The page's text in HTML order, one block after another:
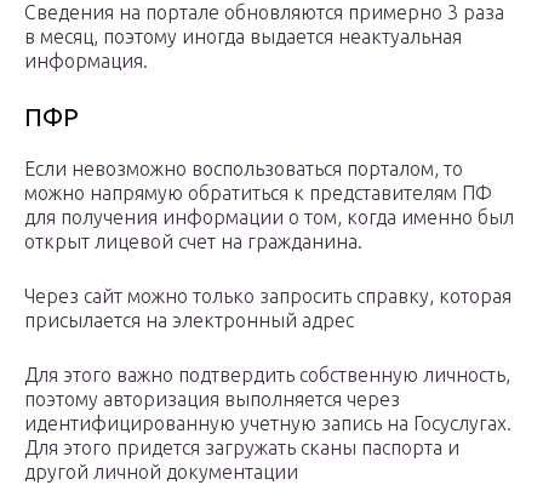
Сведения на портале обновляются примерно 3 раза
в месяц, поэтому иногда выдается неактуальная
информация.
ПФР
Если невозможно воспользоваться порталом, то
можно напрямую обратиться к представителям ПФ
для получения информации о том, когда именно был
открыт лицевой счет на гражданина.
Через сайт можно только запросить справку, которая
присылается на электронный адрес
Для этого важно подтвердить собственную личность,
поэтому авторизация выполняется через
идентифицированную учетную запись на Госуслугах.
Для этого придется загружать сканы паспорта и
другой личной документации